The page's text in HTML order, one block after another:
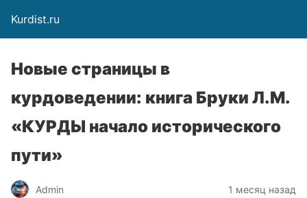
Kurdist.ru
Новые страницы в
курдоведении: книга Бруки Л.М.
«КУРДЫ начало исторического
пути»
Admin 1 месяц назад